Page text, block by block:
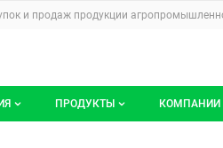
по сайту
и продаж продукции
сайта foodretail.ru
ПРОДУКТЫ КОМПАНИИ